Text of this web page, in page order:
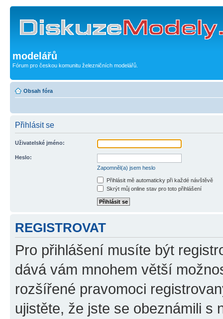
modelářů
Fórum pro českou komunitu železničních modelářů.
Obsah fóra
Přihlásit se
Uživatelské jméno:
Heslo:
Zapomněl(a) jsem heslo
Přihlásit mě automaticky při každé návštěvě
Skrýt můj online stav pro toto přihlášení
REGISTROVAT
Pro přihlášení musíte být
dává vám mnohem větší
rozšířené pravomoci
ujistěte, že jste se obeznámili s